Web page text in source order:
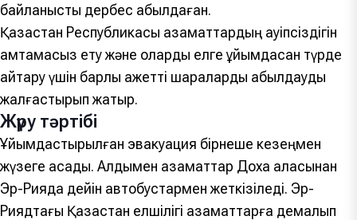
байланысты дербес қабылдаған.
Қазақстан Республикасы азаматтардың қауіпсіздігін
қамтамасыз ету және оларды елге ұйымдасқан түрде
қайтару үшін барлық қажетті шараларды қабылдауды
жалғастырып жатыр.
Жүру тәртібі
Ұйымдастырылған эвакуация бірнеше кезеңмен
жүзеге асады. Алдымен азаматтар Доха қаласынан
Эр-Риядқа дейін автобустармен жеткізіледі. Эр-
Риядтағы Қазақстан елшілігі азаматтарға демалып